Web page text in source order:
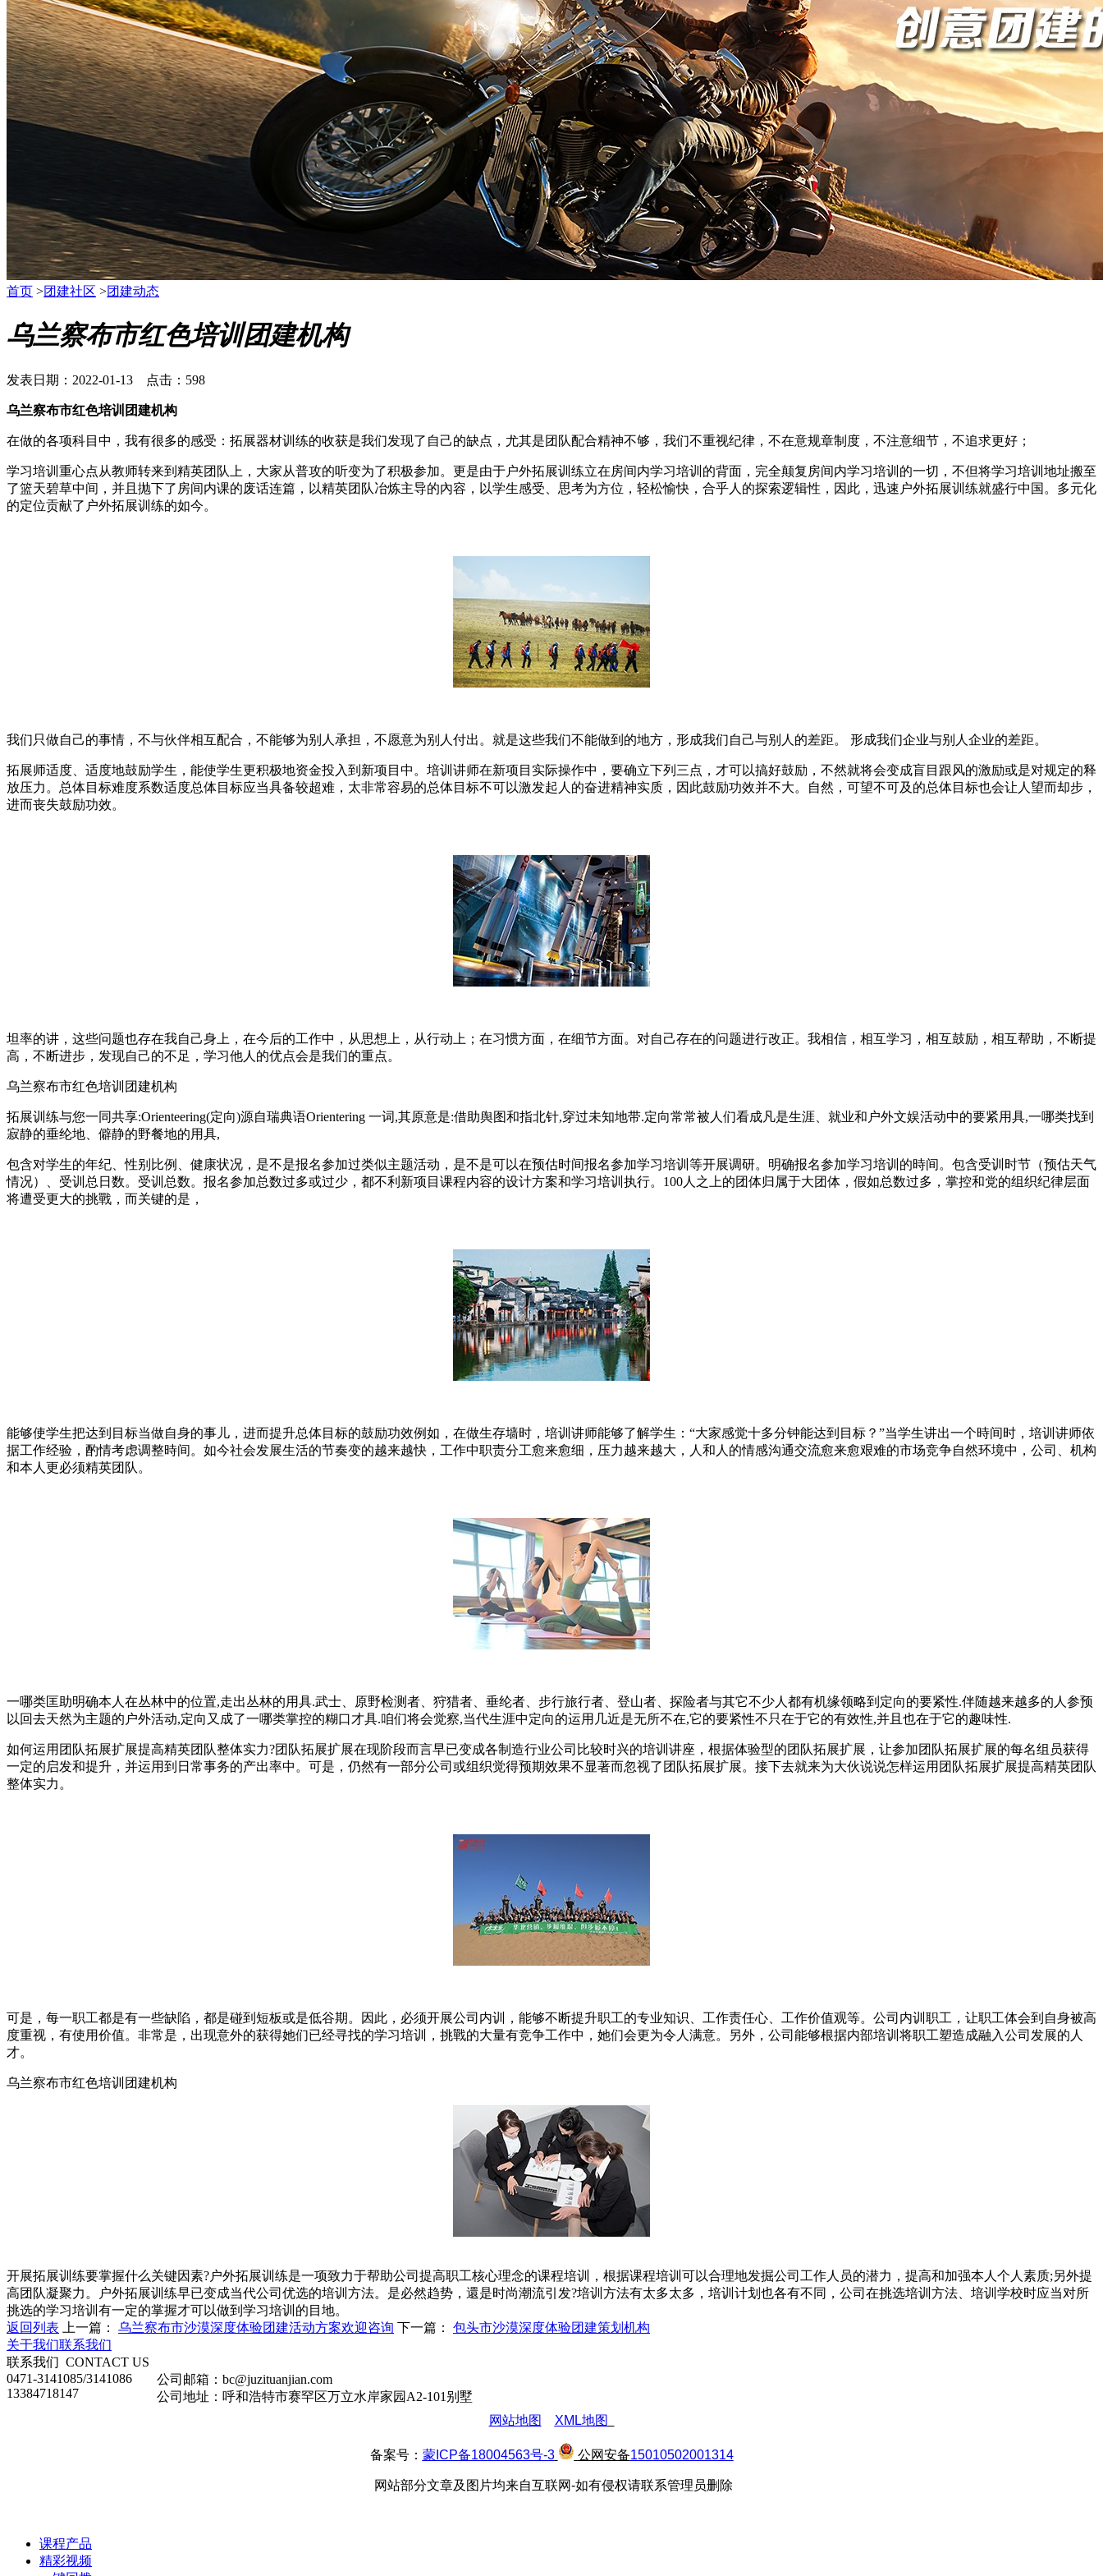
首页 >团建社区 >团建动态
乌兰察布市红色培训团建机构
发表日期：2022-01-13 点击：598
乌兰察布市红色培训团建机构
在做的各项科目中，我有很多的感受：拓展器材训练的收获是我们发现了自己的缺点，尤其是团队配合精神不够，我们不重视纪律，不在意规章制度，不注意细节，不追求更好；
学习培训重心点从教师转来到精英团队上，大家从普攻的听变为了积极参加。更是由于户外拓展训练立在房间内学习培训的背面，完全颠复房间内学习培训的一切，不但将学习培训地址搬至
了篮天碧草中间，并且抛下了房间内课的废话连篇，以精英团队冶炼主导的內容，以学生感受、思考为方位，轻松愉快，合乎人的探索逻辑性，因此，迅速户外拓展训练就盛行中国。多元化
的定位贡献了户外拓展训练的如今。
我们只做自己的事情，不与伙伴相互配合，不能够为别人承担，不愿意为别人付出。就是这些我们不能做到的地方，形成我们自己与别人的差距。 形成我们企业与别人企业的差距。
拓展师适度、适度地鼓励学生，能使学生更积极地资金投入到新项目中。培训讲师在新项目实际操作中，要确立下列三点，才可以搞好鼓励，不然就将会变成盲目跟风的激励或是对规定的释
放压力。总体目标难度系数适度总体目标应当具备较超难，太非常容易的总体目标不可以激发起人的奋进精神实质，因此鼓励功效并不大。自然，可望不可及的总体目标也会让人望而却步，
进而丧失鼓励功效。
坦率的讲，这些问题也存在我自己身上，在今后的工作中，从思想上，从行动上；在习惯方面，在细节方面。对自己存在的问题进行改正。我相信，相互学习，相互鼓励，相互帮助，不断提
高，不断进步，发现自己的不足，学习他人的优点会是我们的重点。
乌兰察布市红色培训团建机构
拓展训练与您一同共享:Orienteering(定向)源自瑞典语Orientering 一词,其原意是:借助舆图和指北针,穿过未知地带.定向常常被人们看成凡是生涯、就业和户外文娱活动中的要紧用具,一哪类找到
寂静的垂纶地、僻静的野餐地的用具,
包含对学生的年纪、性别比例、健康状况，是不是报名参加过类似主题活动，是不是可以在预估时间报名参加学习培训等开展调研。明确报名参加学习培训的時间。包含受训时节（预估天气
情况）、受训总日数。受训总数。报名参加总数过多或过少，都不利新项目课程内容的设计方案和学习培训执行。100人之上的团体归属于大团体，假如总数过多，掌控和党的组织纪律层面
将遭受更大的挑戰，而关键的是，
能够使学生把达到目标当做自身的事儿，进而提升总体目标的鼓励功效例如，在做生存墙时，培训讲师能够了解学生：“大家感觉十多分钟能达到目标？”当学生讲出一个時间时，培训讲师依
据工作经验，酌情考虑调整時间。如今社会发展生活的节奏变的越来越快，工作中职责分工愈来愈细，压力越来越大，人和人的情感沟通交流愈来愈艰难的市场竞争自然环境中，公司、机构
和本人更必须精英团队。
一哪类匡助明确本人在丛林中的位置,走出丛林的用具.武士、原野检测者、狩猎者、垂纶者、步行旅行者、登山者、探险者与其它不少人都有机缘领略到定向的要紧性.伴随越来越多的人参预
以回去天然为主题的户外活动,定向又成了一哪类掌控的糊口才具.咱们将会觉察,当代生涯中定向的运用几近是无所不在,它的要紧性不只在于它的有效性,并且也在于它的趣味性.
如何运用团队拓展扩展提高精英团队整体实力?团队拓展扩展在现阶段而言早已变成各制造行业公司比较时兴的培训讲座，根据体验型的团队拓展扩展，让参加团队拓展扩展的每名组员获得
一定的启发和提升，并运用到日常事务的产出率中。可是，仍然有一部分公司或组织觉得预期效果不显著而忽视了团队拓展扩展。接下去就来为大伙说说怎样运用团队拓展扩展提高精英团队
整体实力。
可是，每一职工都是有一些缺陷，都是碰到短板或是低谷期。因此，必须开展公司内训，能够不断提升职工的专业知识、工作责任心、工作价值观等。公司内训职工，让职工体会到自身被高
度重视，有使用价值。非常是，出现意外的获得她们已经寻找的学习培训，挑戰的大量有竞争工作中，她们会更为令人满意。另外，公司能够根据内部培训将职工塑造成融入公司发展的人
才。
乌兰察布市红色培训团建机构
开展拓展训练要掌握什么关键因素?户外拓展训练是一项致力于帮助公司提高职工核心理念的课程培训，根据课程培训可以合理地发掘公司工作人员的潜力，提高和加强本人个人素质;另外提
高团队凝聚力。户外拓展训练早已变成当代公司优选的培训方法。是必然趋势，還是时尚潮流引发?培训方法有太多太多，培训计划也各有不同，公司在挑选培训方法、培训学校时应当对所
挑选的学习培训有一定的掌握才可以做到学习培训的目地。
返回列表
上一篇： 乌兰察布市沙漠深度体验团建活动方案欢迎咨询 下一篇： 包头市沙漠深度体验团建策划机构
关于我们联系我们
联系我们 CONTACT US
0471-3141085/3141086
13384718147
公司邮箱：bc@juzituanjian.com
公司地址：呼和浩特市赛罕区万立水岸家园A2-101别墅
网站地图
XML地图
备案号： 蒙ICP备18004563号-3 公网安备15010502001314
网站部分文章及图片均来自互联网-如有侵权请联系管理员删除
课程产品
精彩视频